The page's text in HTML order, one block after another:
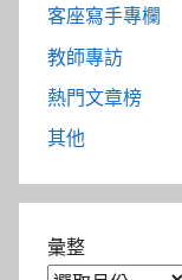
客座寫手專欄
教師專訪
熱門文章榜
其他
彙整